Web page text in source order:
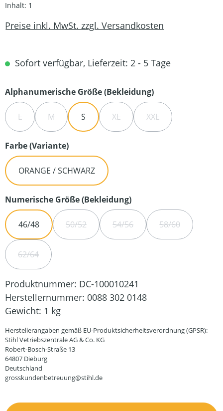
Inhalt: 1
Preise inkl. MwSt. zzgl. Versandkosten
Sofort verfügbar, Lieferzeit: 2 - 5 Tage
Alphanumerische Größe (Bekleidung)auswählen
L(DIESE OPTION IST ZURZEIT NICHT VERFÜGBAR.)
M(DIESE OPTION IST ZURZEIT NICHT VERFÜGBAR.)
S XL(DIESE OPTION IST ZURZEIT
XXL(DIESE OPTION IST
Farbe (Variante)auswählen
ORANGE / SCHWARZ
Numerische Größe (Bekleidung)auswählen
46/48 50/52(DIESE OPTION IST ZURZEIT NICHT
54/56(DIESE OPTION IST ZURZEIT
58/60(DIESE OPTION
62/64(DIESE OPTION IST ZURZEIT NICHT VERFÜGBAR.)
Produktnummer: DC-100010241
Herstellernummer: 0088 302 0148
Gewicht: 1 kg
Herstellerangaben gemäß EU-Produktsicherheitsverordnung (GPSR):
Stihl Vetriebszentrale AG & Co. KG
Robert-Bosch-Straße 13
64807 Dieburg
Deutschland
grosskundenbetreuung@stihl.de